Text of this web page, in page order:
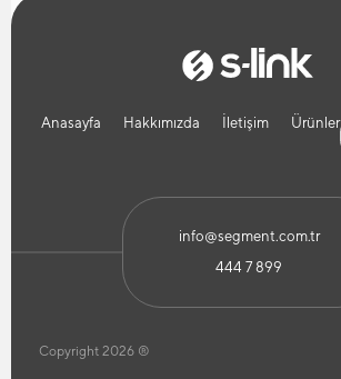
Anasayfa Hakkımızda İletişim Ürünler
info@segment.com.tr
444 7 899
Copyright 2026 ®